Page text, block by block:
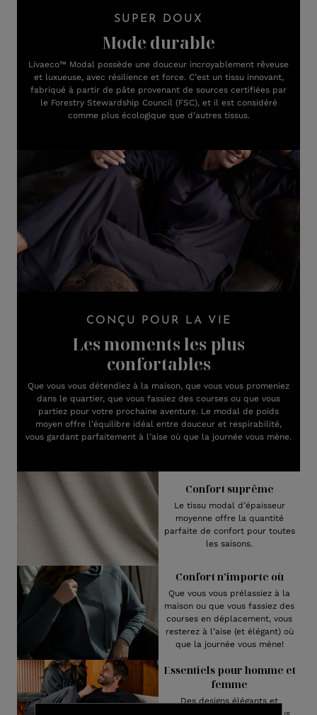
SUPER DOUX
Mode durable
Livaeco™ Modal possède une douceur incroyablement rêveuse
et luxueuse, avec résilience et force. C’est un tissu innovant,
fabriqué à partir de pâte provenant de sources certifiées par
le Forestry Stewardship Council (FSC), et il est considéré
comme plus écologique que d’autres tissus.
CONÇU POUR LA VIE
Les moments les plus
confortables
Que vous vous détendiez à la maison, que vous vous promeniez
dans le quartier, que vous fassiez des courses ou que vous
partiez pour votre prochaine aventure. Le modal de poids
moyen offre l’équilibre idéal entre douceur et respirabilité,
vous gardant parfaitement à l’aise où que la journée vous mène.
Confort suprême
Le tissu modal d’épaisseur
moyenne offre la quantité
parfaite de confort pour toutes
les saisons.
Confort n’importe où
Que vous vous prélassiez à la
maison ou que vous fassiez des
courses en déplacement, vous
resterez à l’aise (et élégant) où
que la journée vous mène!
Essentiels pour homme et
femme
Des designs élégants et